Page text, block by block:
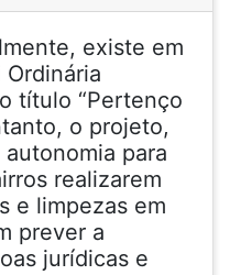
existe em
título “Pertenço
o projeto,
para
realizarem
e limpezas em
prever a
jurídicas e